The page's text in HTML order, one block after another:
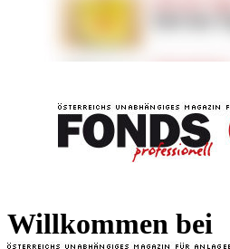
Willkommen bei